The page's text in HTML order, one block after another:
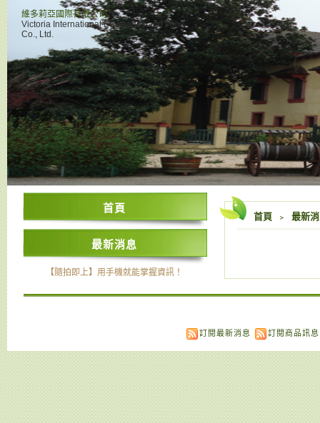
維多莉亞國際有限公司
Victoria International Beverages and Food
Co., Ltd.
首頁 ﹥ 最新
首頁
最新消息
【隨拍即上】用手機就能掌握資訊！
訂閱最新消息 訂閱商品訊息